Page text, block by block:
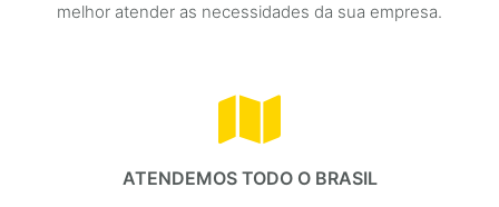
melhor atender as necessidades da sua empresa.
ATENDEMOS TODO O BRASIL